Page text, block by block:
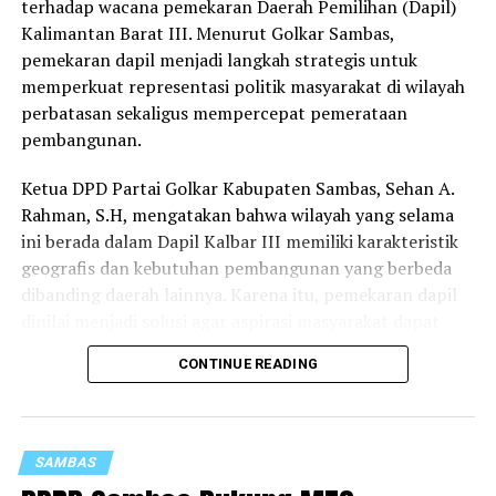
DON'T MISS
Bupati Satono Imbau Masyarakat Tingkatkan
Kewaspadaan Bencana Hidrometeorologi
terhadap wacana pemekaran Daerah Pemilihan (Dapil)
Kalimantan Barat III. Menurut Golkar Sambas,
pemekaran dapil menjadi langkah strategis untuk
memperkuat representasi politik masyarakat di wilayah
perbatasan sekaligus mempercepat pemerataan
pembangunan.
Ketua DPD Partai Golkar Kabupaten Sambas, Sehan A.
Rahman, S.H, mengatakan bahwa wilayah yang selama
ini berada dalam Dapil Kalbar III memiliki karakteristik
geografis dan kebutuhan pembangunan yang berbeda
dibanding daerah lainnya. Karena itu, pemekaran dapil
diperjuangkan secara lebih optimal.
terhadap wacana pemekaran Dapil Kalbar III. Salah satu
alasannya adalah dalam rangka mempercepat
pemerataan pembangunan, khususnya di bidang
CONTINUE READING
SAMBAS